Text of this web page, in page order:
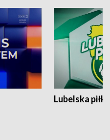
Lubelska piłka